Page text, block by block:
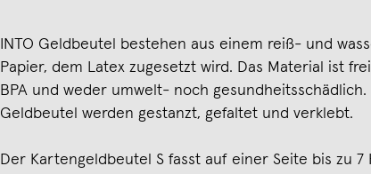
INTO Geldbeutel bestehen aus einem reiß- und
Papier, dem Latex zugesetzt wird. Das Material ist
BPA und weder umwelt- noch gesundheitsschädlich.
Geldbeutel werden gestanzt, gefaltet und verklebt.
Der Kartengeldbeutel S fasst auf einer Seite bis zu 7